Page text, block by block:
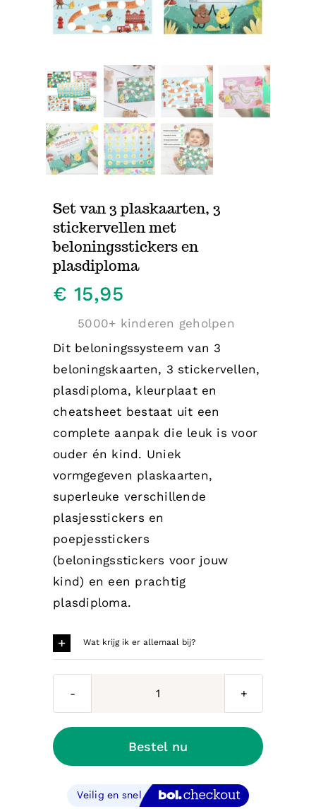
Set van 3 plaskaarten, 3
stickervellen met
beloningsstickers en
plasdiploma
€ 15,95
5000+ kinderen geholpen
Dit beloningssysteem van 3
beloningskaarten, 3 stickervellen,
plasdiploma, kleurplaat en
cheatsheet bestaat uit een
complete aanpak die leuk is voor
ouder én kind. Uniek
vormgegeven plaskaarten,
superleuke verschillende
plasjesstickers en
poepjesstickers
(beloningsstickers voor jouw
kind) en een prachtig
plasdiploma.
Wat krijg ik er allemaal bij?
3
3
stickervellen
Bestel nu